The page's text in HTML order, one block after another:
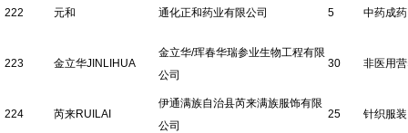
222 元和 通化正和药业有限公司 5 中药成药
223 金立华JINLIHUA
金立华/珲春华瑞参业生物工程有限
公司
30 非医用
224 芮来RUILAI
伊通满族自治县芮来满族服饰有限
公司
25 针织服